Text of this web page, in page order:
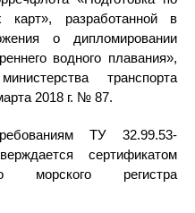
карт», разработанной в
о дипломировании
водного плавания»,
транспорта
2018 г. № 87.
ТУ 32.99.53-
сертификатом
морского регистра